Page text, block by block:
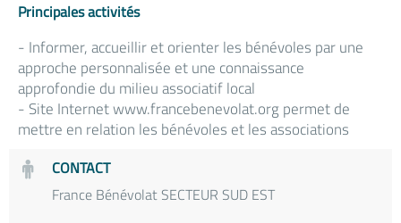
Principales activités
- Informer, accueillir et orienter les bénévoles par une
approche personnalisée et une connaissance
approfondie du milieu associatif local
- Site Internet www.francebenevolat.org permet de
mettre en relation les bénévoles et les associations
CONTACT
France Bénévolat SECTEUR SUD EST